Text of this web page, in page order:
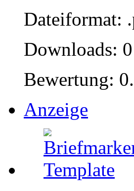
Dateiformat:
Downloads: 0
Bewertung:
Anzeige